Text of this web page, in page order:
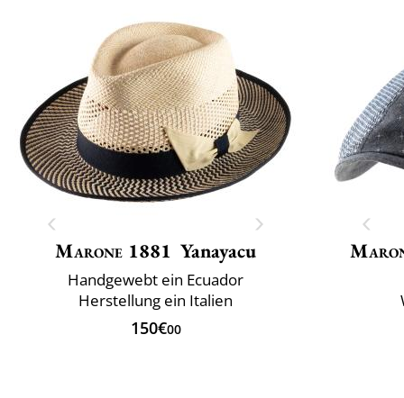
Marone 1881 Yanayacu
Handgewebt ein Ecuador
Herstellung ein Italien
150€00